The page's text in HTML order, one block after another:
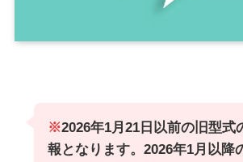
※2026年1月21日以前の旧型式
報となります。2026年1月以降